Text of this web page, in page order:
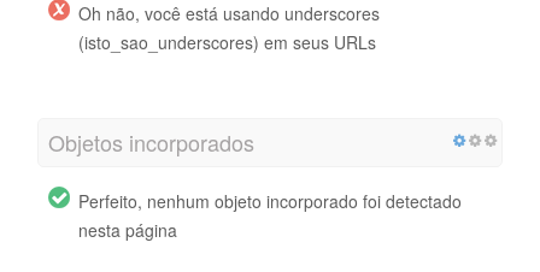
Oh não, você está usando underscores
(isto_sao_underscores) em seus URLs
Objetos incorporados
Perfeito, nenhum objeto incorporado foi detectado
nesta página